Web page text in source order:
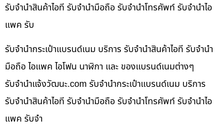
รับจำนำสินค้าไอที รับจำนำมือถือ รับจำนำโทรศัพท์ รับจำนำไอ
แพค รับ
รับจำนำกระเป๋าแบรนด์เนม บริการ รับจำนำสินค้าไอที รับจำนำ
มือถือ ไอแพค ไอโฟน นาฬิกา และ ของแบรนด์เนมต่างๆ
รับจํานําแจ้งวัฒนะ.com รับจำนำกระเป๋าแบรนด์เนม บริการ
รับจำนำสินค้าไอที รับจำนำมือถือ รับจำนำโทรศัพท์ รับจำนำไอ
แพค รับจำ